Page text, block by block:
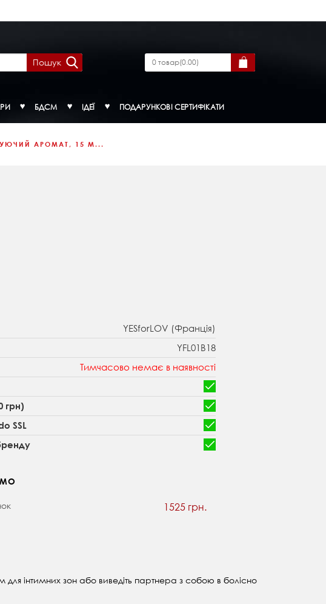
Пошук 0товар(0.00)
БДСМ ІДЕЇ ПОДАРУНКОВІ СЕРТИФІКАТИ
АРОМАТ, 15 М...
YESforLOV (Франція)
YFL01B18
Тимчасово немає в наявності
грн)
SSL
1525 грн.
інтимних зон або виведіть партнера з собою в болісно